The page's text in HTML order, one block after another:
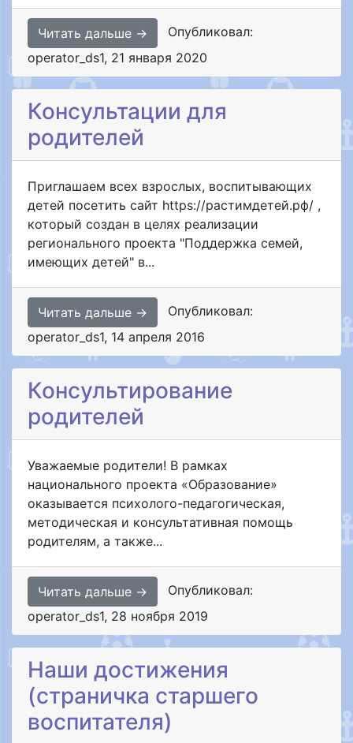
Читать дальше →
Опубликовал:
operator_ds1, 21 января 2020
Консультации для
родителей
Приглашаем всех взрослых, воспитывающих
детей посетить сайт https://растимдетей.рф/ ,
который создан в целях реализации
регионального проекта "Поддержка семей,
имеющих детей" в...
Читать дальше →
Опубликовал:
operator_ds1, 14 апреля 2016
Консультирование
родителей
Уважаемые родители! В рамках
национального проекта «Образование»
оказывается психолого-педагогическая,
методическая и консультативная помощь
родителям, а также...
Читать дальше →
Опубликовал:
operator_ds1, 28 ноября 2019
Наши достижения
(страничка старшего
воспитателя)